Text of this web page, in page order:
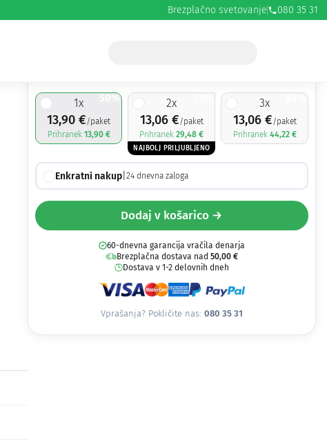
Brezplačno svetovanje 080 35 31
50%
1x
13,90€/paket
Prihranek 13,90 €
2x
13,06 €/paket
Prihranek29,48€
NAJBOLJ PRILJUBLJENO
53%
3x
13,06 €/paket
Prihranek 44,22 €
Enkratni nakup |24 dnevna zaloga
Dodaj v košarico →
60-dnevna garancija vračila denarja
Brezplačna dostava nad 50,00 €
Dostava v 1-2 delovnih dneh
Vprašanja? Pokličite nas: 080 35 31